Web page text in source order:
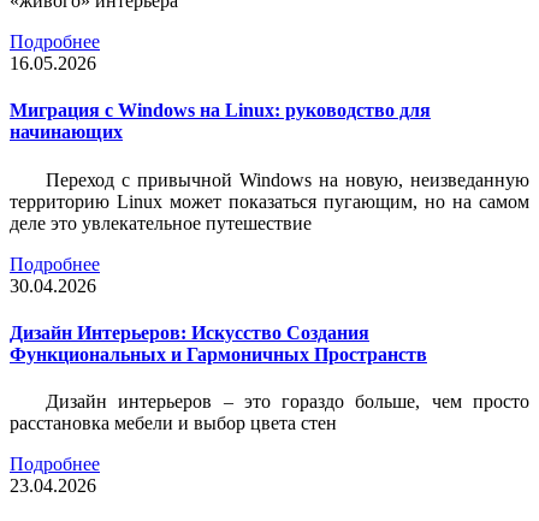
Подробнее
16.05.2026
Миграция с Windows на Linux: руководство для
начинающих
Переход с привычной Windows на новую, неизведанную
территорию Linux может показаться пугающим, но на самом
деле это увлекательное путешествие
Подробнее
30.04.2026
Дизайн Интерьеров: Искусство Создания
Функциональных и Гармоничных Пространств
Дизайн интерьеров – это гораздо больше, чем просто
расстановка мебели и выбор цвета стен
Подробнее
23.04.2026